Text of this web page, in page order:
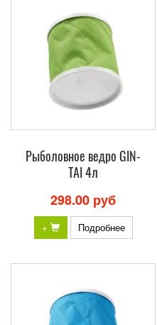
Рыболовное ведро GIN-
TAI 4л
298.00 руб
+ Подробнее